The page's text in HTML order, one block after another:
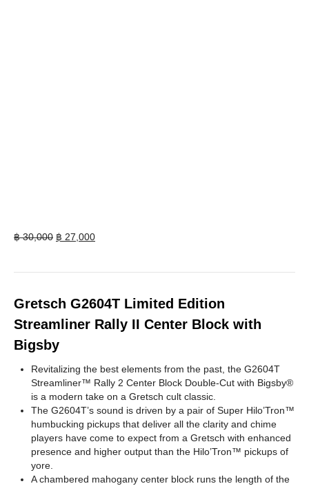
฿30,000 Original
฿ 27,000Current
Gretsch G2604T Limited Edition
Streamliner Rally II Center Block with
Bigsby
Revitalizing the best elements from the past, the G2604T
Streamliner™ Rally 2 Center Block Double-Cut with Bigsby®
is a modern take on a Gretsch cult classic.
The G2604T’s sound is driven by a pair of Super Hilo’Tron™
humbucking pickups that deliver all the clarity and chime
players have come to expect from a Gretsch with enhanced
presence and higher output than the Hilo’Tron™ pickups of
yore.
A chambered mahogany center block runs the length of the